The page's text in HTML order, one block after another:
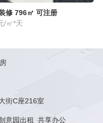
修 796㎡ 可注册
/㎡*天
街C座216室
意园出租 共享办公